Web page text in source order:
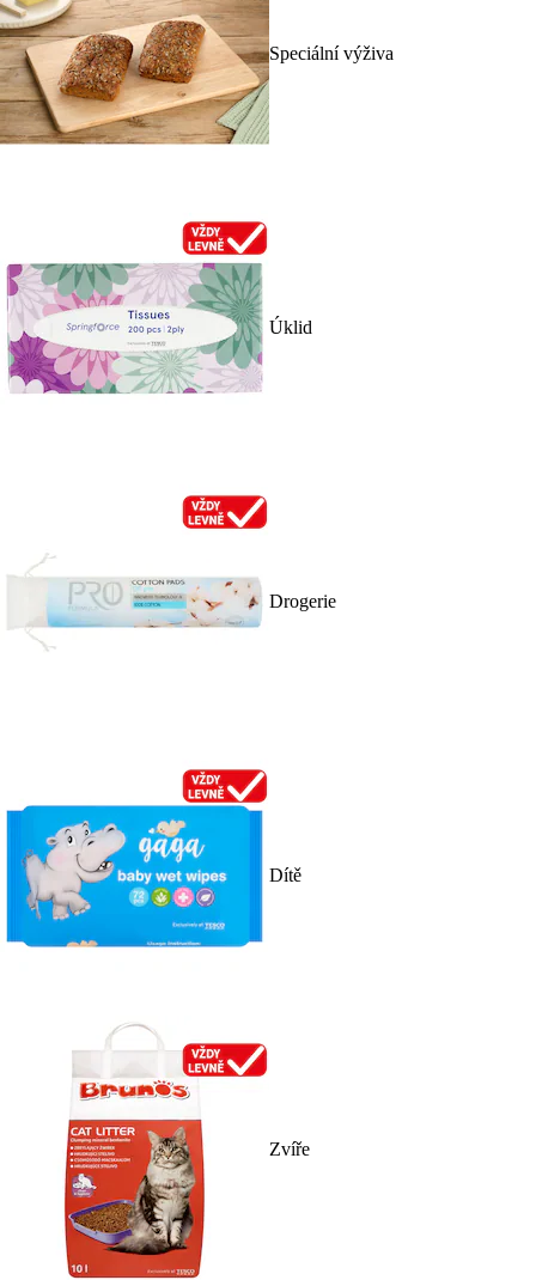
Speciální výživa
Úklid
Drogerie
Dítě
Zvíře